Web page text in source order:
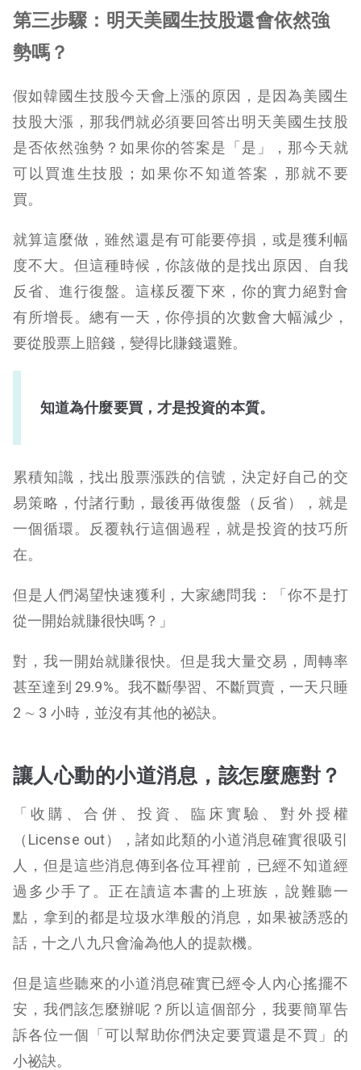
第三步驟：明天美國生技股還會依然強
勢嗎？
假如韓國生技股今天會上漲的原因，是因為美國生
技股大漲，那我們就必須要回答出明天美國生技股
是否依然強勢？如果你的答案是「是」，那今天就
可以買進生技股；如果你不知道答案，那就不要
買。
就算這麼做，雖然還是有可能要停損，或是獲利幅
度不大。但這種時候，你該做的是找出原因、自我
反省、進行復盤。這樣反覆下來，你的實力絕對會
有所增長。總有一天，你停損的次數會大幅減少，
要從股票上賠錢，變得比賺錢還難。
知道為什麼要買，才是投資的本質。
累積知識，找出股票漲跌的信號，決定好自己的交
易策略，付諸行動，最後再做復盤（反省），就是
一個循環。反覆執行這個過程，就是投資的技巧所
在。
但是人們渴望快速獲利，大家總問我：「你不是打
從一開始就賺很快嗎？」
對，我一開始就賺很快。但是我大量交易，周轉率
甚至達到 29.9%。我不斷學習、不斷買賣，一天只睡
2 ∼ 3 小時，並沒有其他的祕訣。
讓人心動的小道消息，該怎麼應對？
「收購、合併、投資、臨床實驗、對外授權
（License out），諸如此類的小道消息確實很吸引
人，但是這些消息傳到各位耳裡前，已經不知道經
過多少手了。正在讀這本書的上班族，說難聽一
點，拿到的都是垃圾水準般的消息，如果被誘惑的
話，十之八九只會淪為他人的提款機。
但是這些聽來的小道消息確實已經令人內心搖擺不
安，我們該怎麼辦呢？所以這個部分，我要簡單告
訴各位一個「可以幫助你們決定要買還是不買」的
小祕訣。